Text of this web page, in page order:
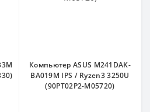
Компьютер ASUS M241DAK-
BA019M IPS / Ryzen3 3250U
(90PT02P2-M05720)